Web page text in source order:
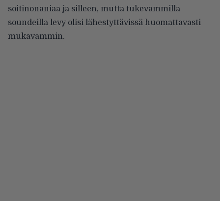
soitinonaniaa ja silleen, mutta tukevammilla
soundeilla levy olisi lähestyttävissä huomattavasti
mukavammin.